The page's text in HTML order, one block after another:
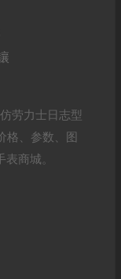
劳力士日志型
格、参数、图
商城。